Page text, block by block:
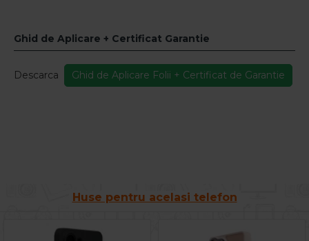
Ghid de Aplicare + Certificat Garantie
Descarca Ghid de Aplicare Folii + Certificat de Garantie
Huse pentru acelasi telefon